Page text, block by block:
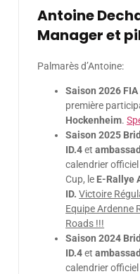
Antoine
Manager et
Palmarès d’Antoine:
Saison 2026
première
Hockenheim.
Saison 2025
ID.4et
calendrier
Cup, le E-Rallye
ID. Victoire
Equipe Ardenne
Roads !!!
Saison 2024
ID.4et
calendrier